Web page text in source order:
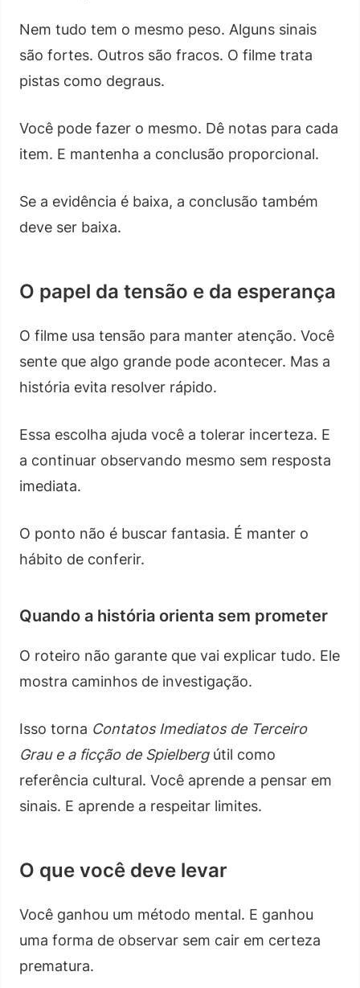
Nem tudo tem o mesmo peso. Alguns sinais
são fortes. Outros são fracos. O filme trata
pistas como degraus.
Você pode fazer o mesmo. Dê notas para cada
item. E mantenha a conclusão proporcional.
Se a evidência é baixa, a conclusão também
deve ser baixa.
O papel da tensão e da esperança
O filme usa tensão para manter atenção. Você
sente que algo grande pode acontecer. Mas a
história evita resolver rápido.
Essa escolha ajuda você a tolerar incerteza. E
a continuar observando mesmo sem resposta
imediata.
O ponto não é buscar fantasia. É manter o
hábito de conferir.
Quando a história orienta sem prometer
O roteiro não garante que vai explicar tudo. Ele
mostra caminhos de investigação.
Isso torna Contatos Imediatos de Terceiro
Grau e a ficção de Spielbergútil como
referência cultural. Você aprende a pensar em
sinais. E aprende a respeitar limites.
O que você deve levar
Você ganhou um método mental. E ganhou
uma forma de observar sem cair em certeza
prematura.